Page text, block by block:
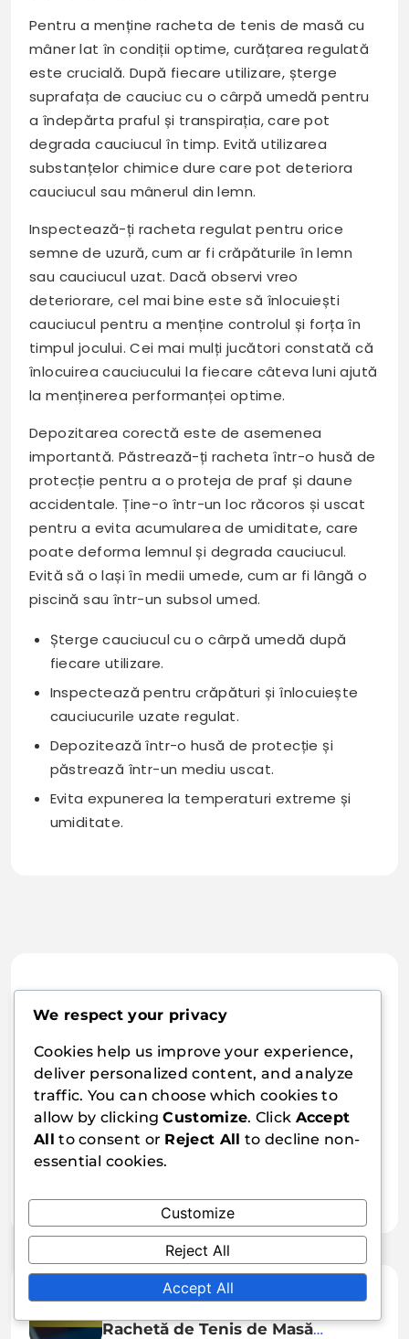
Pentru a menține racheta de tenis de masă cu
mâner lat în condiții optime, curățarea regulată
este crucială. După fiecare utilizare, șterge
suprafața de cauciuc cu o cârpă umedă pentru
a îndepărta praful și transpirația, care pot
degrada cauciucul în timp. Evită utilizarea
substanțelor chimice dure care pot deteriora
cauciucul sau mânerul din lemn.
Inspectează-ți racheta regulat pentru orice
semne de uzură, cum ar fi crăpăturile în lemn
sau cauciucul uzat. Dacă observi vreo
deteriorare, cel mai bine este să înlocuiești
cauciucul pentru a menține controlul și forța în
timpul jocului. Cei mai mulți jucători constată că
înlocuirea cauciucului la fiecare câteva luni ajută
la menținerea performanței optime.
Depozitarea corectă este de asemenea
importantă. Păstrează-ți racheta într-o husă de
protecție pentru a o proteja de praf și daune
accidentale. Ține-o într-un loc răcoros și uscat
pentru a evita acumularea de umiditate, care
poate deforma lemnul și degrada cauciucul.
Evită să o lași în medii umede, cum ar fi lângă o
piscină sau într-un subsol umed.
Șterge cauciucul cu o cârpă umedă după
fiecare utilizare.
Inspectează pentru crăpături și înlocuiește
cauciucurile uzate regulat.
Depozitează într-o husă de protecție și
păstrează într-un mediu uscat.
Evita expunerea la temperaturi extreme și
umiditate.
Lydia Cross este o pasionată de tenis de masă și
scriitoare, cu sediul în San Francisco. Cu ani de
experiență în competiții, ea se specializează în
explorarea diferitelor tipuri de rachete de tenis
de masă și impactul acestora asupra jocului.
Când nu scrie, Lydia îi antrenează pe tinerii
acest sport.
29/01/2026
Rachetă de Tenis de Masă
We respect your privacy
Cookies help us improve your experience,
deliver personalized content, and analyze
traffic. You can choose which cookies to
allow by clickingCustomize. Click Accept
All to consent or Reject All to decline non-
essential cookies.
Customize
Reject All
Accept All